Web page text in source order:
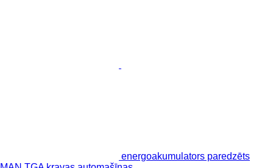
energoakumulators paredzēts